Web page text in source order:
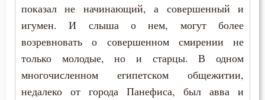
показал не начинающий, а совершенный и
игумен. И слыша о нем, могут более
возревновать о совершенном смирении не
только молодые, но и старцы. В одном
многочисленном египетском общежитии,
недалеко от города Панефиса, был авва и